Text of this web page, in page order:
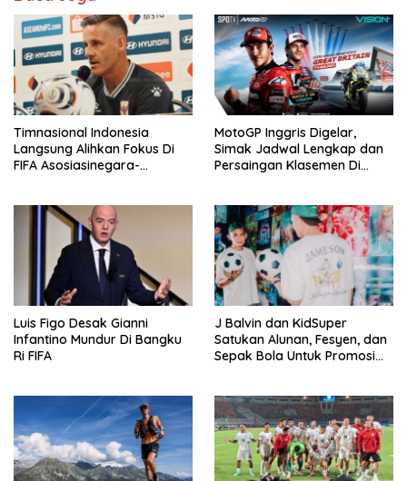
Timnasional Indonesia
Langsung Alihkan Fokus Di
FIFA Asosiasinegara-
MotoGP Inggris Digelar,
Simak Jadwal Lengkap dan
Persaingan Klasemen Di
Luis Figo Desak Gianni
Infantino Mundur Di Bangku
Ri FIFA
J Balvin dan KidSuper
Satukan Alunan, Fesyen, dan
Sepak Bola Untuk Promosi